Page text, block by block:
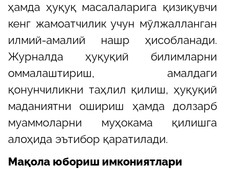
ҳамда ҳуқуқ масалаларига қизиқувчи
кенг жамоатчилик учун мўлжалланган
илмий-амалий нашр ҳисобланади.
Журналда ҳуқуқий билимларни
оммалаштириш, амалдаги
қонунчиликни таҳлил қилиш, ҳуқуқий
маданиятни ошириш ҳамда долзарб
муаммоларни муҳокама қилишга
алоҳида эътибор қаратилади.
Мақола юбориш имкониятлари